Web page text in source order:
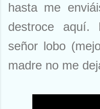
hasta me
destroce aquí.
señor lobo
madre no me